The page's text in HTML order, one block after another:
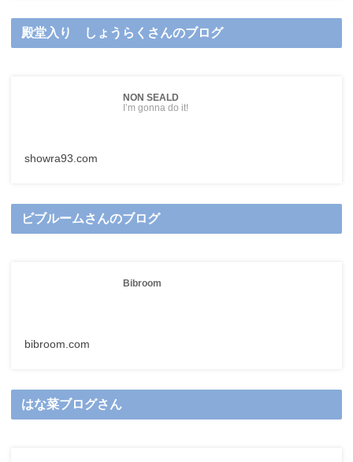
殿堂入り しょうらくさんのブログ
NON SEALD
I’m gonna do it!
showra93.com
ビブルームさんのブログ
Bibroom
bibroom.com
はな菜ブログさん